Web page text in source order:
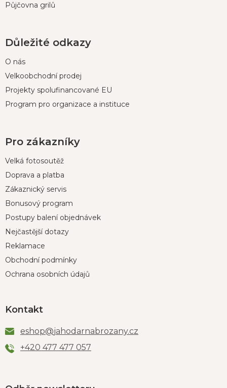
Půjčovna grilů
Důležité odkazy
O nás
Velkoobchodní prodej
Projekty spolufinancované EU
Program pro organizace a instituce
Pro zákazníky
Velká fotosoutěž
Doprava a platba
Zákaznický servis
Bonusový program
Postupy balení objednávek
Nejčastější dotazy
Reklamace
Obchodní podmínky
Ochrana osobních údajů
Kontakt
eshop@jahodarnabrozany.cz
+420 477 477 057